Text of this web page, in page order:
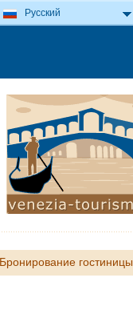
Бронирование гостиницы
Русский